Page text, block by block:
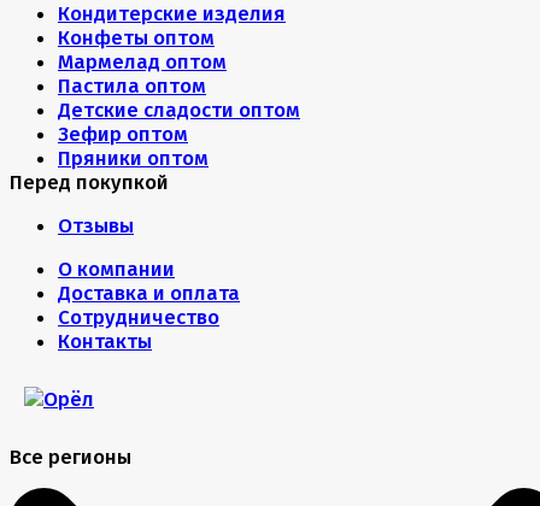
Кондитерские изделия
Конфеты оптом
Мармелад оптом
Пастила оптом
Детские сладости оптом
Зефир оптом
Пряники оптом
Перед покупкой
Отзывы
О компании
Доставка и оплата
Сотрудничество
Контакты
Все регионы